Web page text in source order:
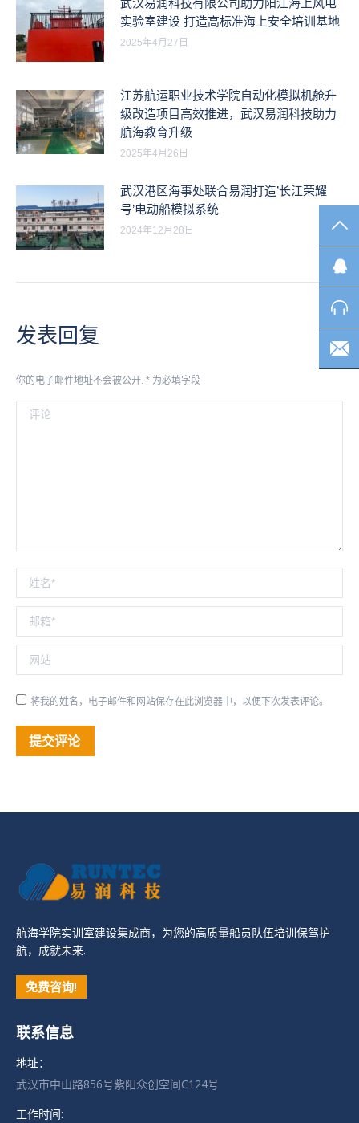
武汉易润科技有限公司助力阳江海上风电
实验室建设 打造高标准海上安全培训基地
2025年4月27日
江苏航运职业技术学院自动化模拟机舱升
级改造项目高效推进，武汉易润科技助力
航海教育升级
2025年4月26日
武汉港区海事处联合易润打造’长江荣耀
号’电动船模拟系统
2024年12月28日
发表回复
你的电子邮件地址不会被公开. * 为必填字段
评论
姓名 *
邮箱 *
网站
将我的姓名，电子邮件和网站保存在此浏览器中，以便下次发表评论。
提交评论
航海学院实训室建设集成商，为您的高质量船员队伍培训保驾护
航，成就未来.
免费咨询!
联系信息
地址：
武汉市中山路856号紫阳众创空间C124号
工作时间: